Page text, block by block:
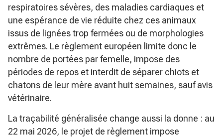
respiratoires sévères, des maladies cardiaques et
une espérance de vie réduite chez ces animaux
issus de lignées trop fermées ou de morphologies
extrêmes. Le règlement européen limite donc le
nombre de portées par femelle, impose des
périodes de repos et interdit de séparer chiots et
chatons de leur mère avant huit semaines, sauf avis
vétérinaire.
La traçabilité généralisée change aussi la donne : au
22 mai 2026, le projet de règlement impose